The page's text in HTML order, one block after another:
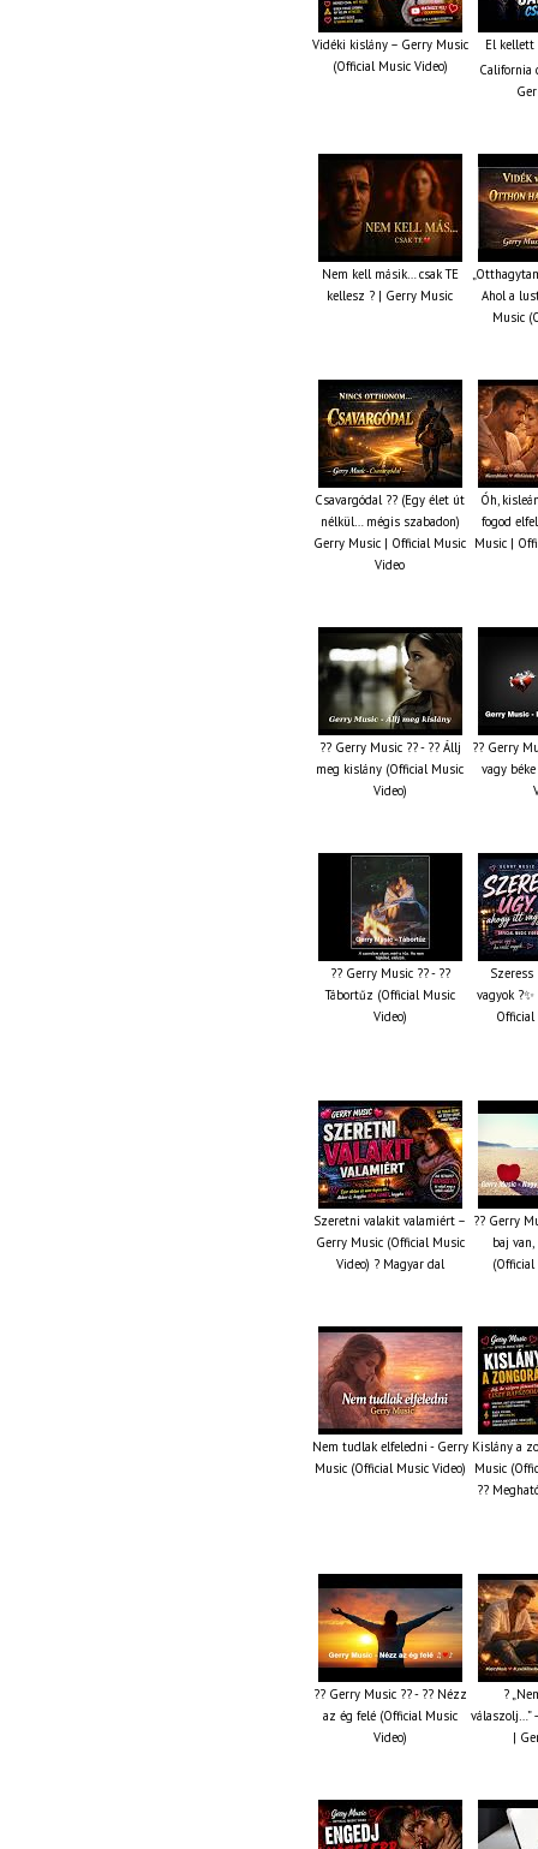
Vidéki kislány – Gerry Music
(Official Music Video)
El
California
Nem kell másik… csak TE
kellesz ? | Gerry Music
Ahol a
Music
Csavargódal ?? (Egy élet út
nélkül… mégis szabadon)
Gerry Music | Official Music
Video
Óh,
fogod
Music |
?? Gerry Music ?? - ?? Állj
meg kislány (Official Music
Video)
?? Gerry
vagy
?? Gerry Music ?? - ??
Tábortűz (Official Music
Video)
Szeress
vagyok
Official
Szeretni valakit valamiért –
Gerry Music (Official Music
Video) ? Magyar dal
?? Gerry
baj
(Official
Nem tudlak elfeledni - Gerry
Music (Official Music Video)
Kislány a
Music
??
?? Gerry Music ?? - ?? Nézz
az ég felé (Official Music
Video)
?
válaszolj…”
|